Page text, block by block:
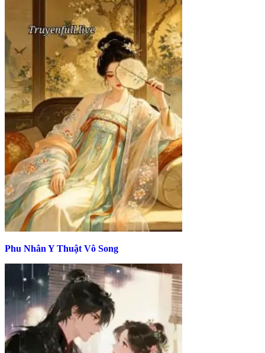
Phu Nhân Y Thuật Vô Song